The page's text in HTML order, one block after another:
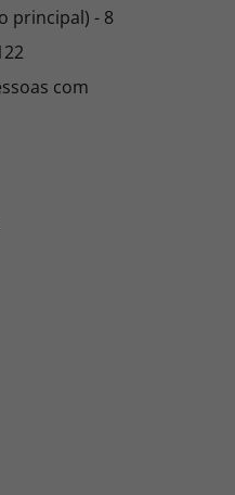
principal) - 8
com